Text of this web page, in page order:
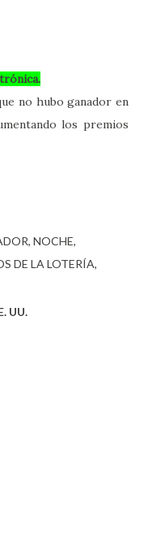
no hubo ganador en
los premios
NOCHE
DE LA LOTERÍA
UU.